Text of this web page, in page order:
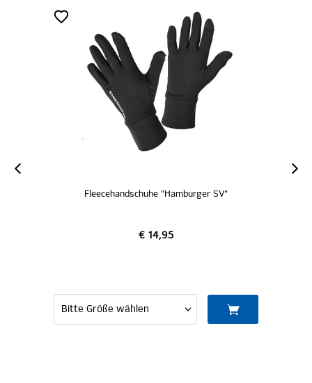
Fleecehandschuhe "Hamburger SV"
€ 14,95